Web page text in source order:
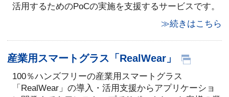
活用するためのPoCの実施を支援するサービスです。
≫続きはこちら
産業用スマートグラス「RealWear」
100％ハンズフリーの産業用スマートグラス
「RealWear」の導入・活用支援からアプリケーショ